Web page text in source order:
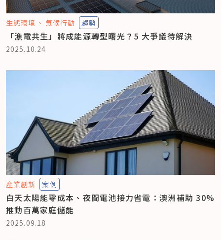
生態環境 氣候行動 趨勢
「漁電共生」將成能源轉型曙光？5 大爭議待解決
2025.10.24
產業創新 案例
白天太陽能零成本、夜間電池接力省電：澳洲補助 30%
推動百萬家庭儲能
2025.09.18